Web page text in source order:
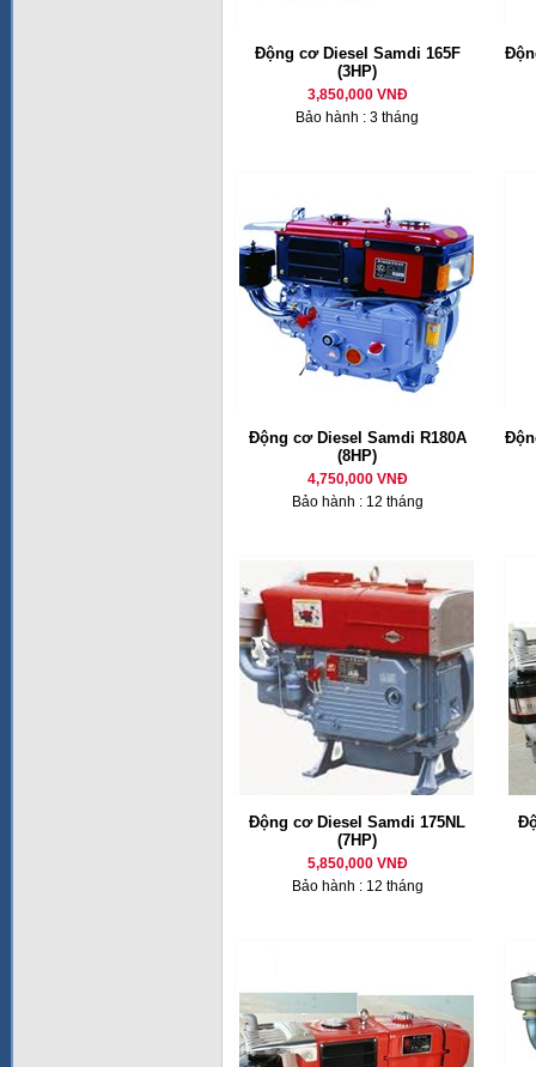
Động cơ Diesel Samdi 165F
(3HP)
3,850,000 VNĐ
Bảo hành : 3 tháng
Động cơ Diesel Samdi R180A
(8HP)
4,750,000 VNĐ
Bảo hành : 12 tháng
Động cơ Diesel Samdi 175NL
(7HP)
5,850,000 VNĐ
Bảo hành : 12 tháng